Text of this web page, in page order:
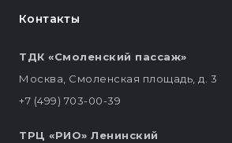
Контакты
ТДК «Смоленский пассаж»
Москва, Смоленская площадь, д. 3
+7 (499) 703-00-39
ТРЦ «РИО» Ленинский